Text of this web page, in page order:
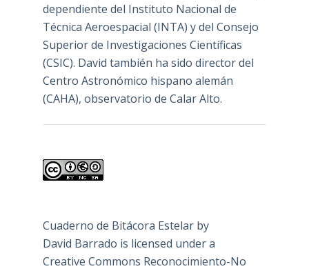
dependiente del Instituto Nacional de
Técnica Aeroespacial (INTA) y del Consejo
Superior de Investigaciones Científicas
(CSIC). David también ha sido director del
Centro Astronómico hispano alemán
(CAHA), observatorio de Calar Alto.
Cuaderno de Bitácora Estelarby
David Barrado is licensed under a
Creative Commons Reconocimiento-No